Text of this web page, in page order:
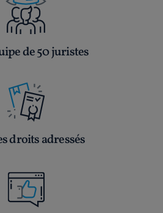
de 50 juristes
droits adressés